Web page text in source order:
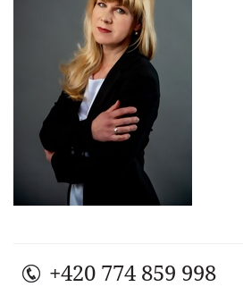
+420 774 859 998